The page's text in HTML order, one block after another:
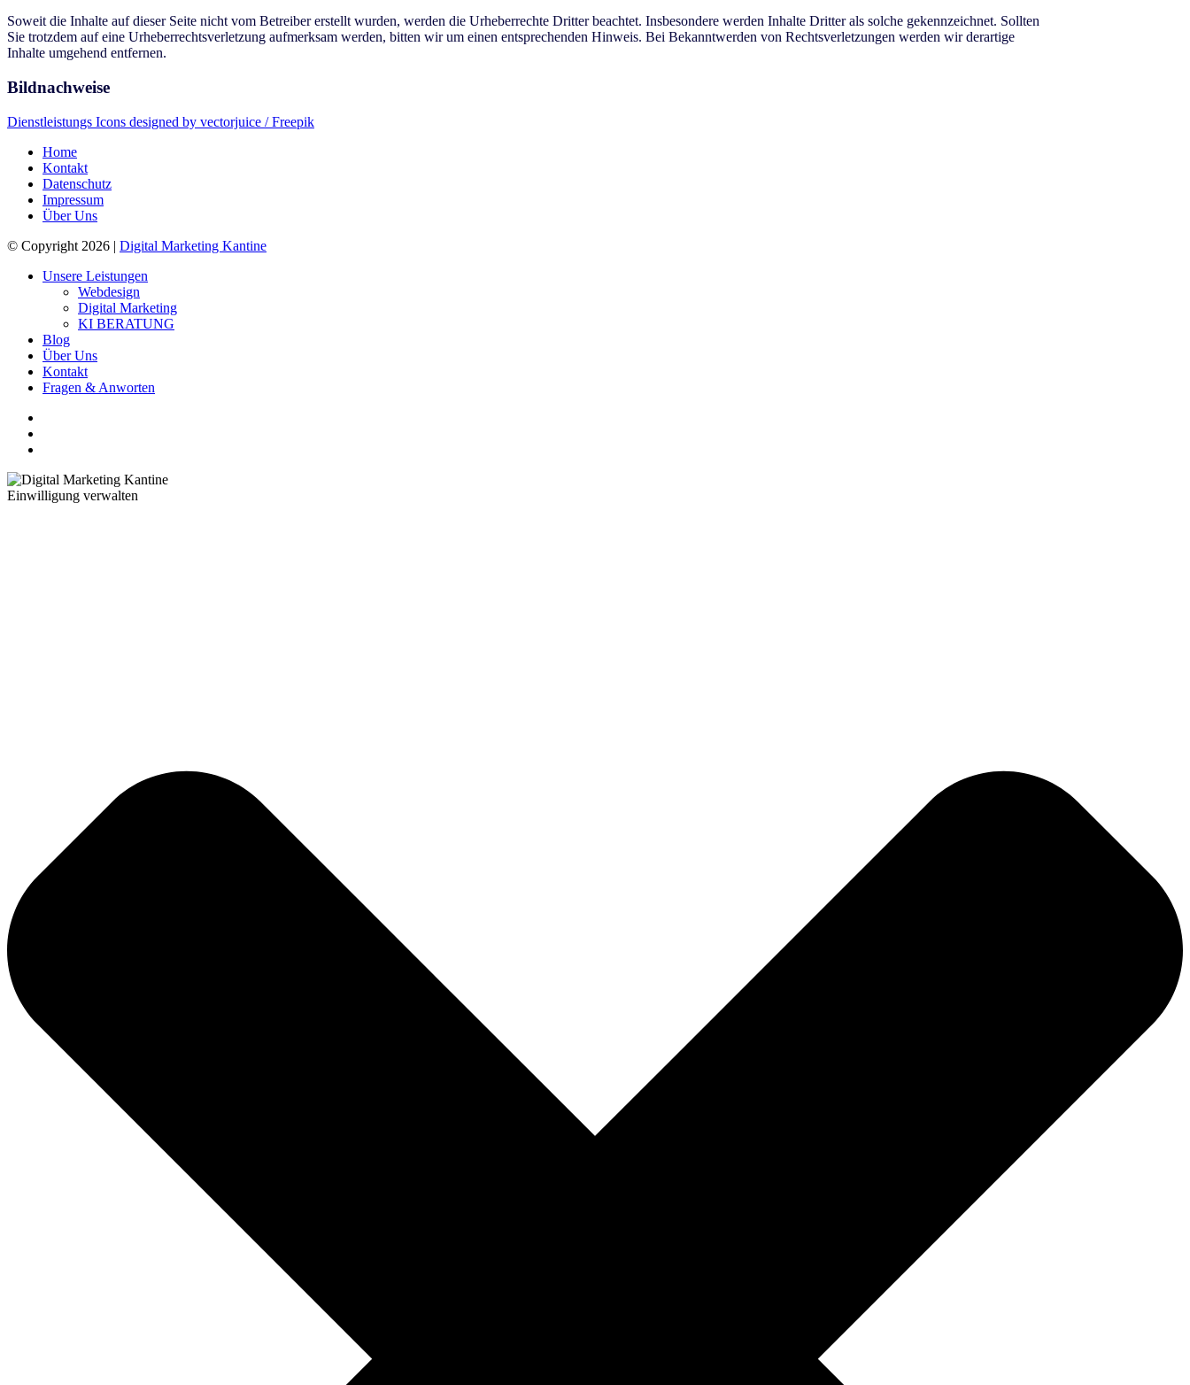
Soweit die Inhalte auf dieser Seite nicht vom Betreiber erstellt wurden, werden die Urheberrechte Dritter beachtet. Insbesondere werden Inhalte Dritter als solche gekennzeichnet. Sollten
Sie trotzdem auf eine Urheberrechtsverletzung aufmerksam werden, bitten wir um einen entsprechenden Hinweis. Bei Bekanntwerden von Rechtsverletzungen werden wir derartige
Inhalte umgehend entfernen.
Bildnachweise
Dienstleistungs Icons designed by vectorjuice / Freepik
Home
Kontakt
Datenschutz
Impressum
Über Uns
© Copyright 2026 | Digital Marketing Kantine
Unsere Leistungen
Webdesign
Digital Marketing
KI BERATUNG
Blog
Über Uns
Kontakt
Fragen & Anworten
Einwilligung verwalten